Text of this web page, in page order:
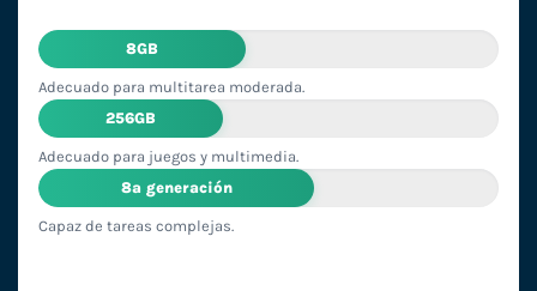
8GB
Adecuado para multitarea moderada.
256GB
Adecuado para juegos y multimedia.
8ª generación
Capaz de tareas complejas.